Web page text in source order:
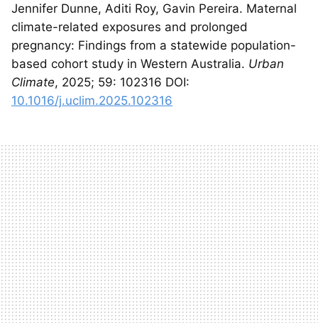
Jennifer Dunne, Aditi Roy, Gavin Pereira. Maternal
climate-related exposures and prolonged
pregnancy: Findings from a statewide population-
based cohort study in Western Australia. Urban
Climate, 2025; 59: 102316 DOI:
10.1016/j.uclim.2025.102316